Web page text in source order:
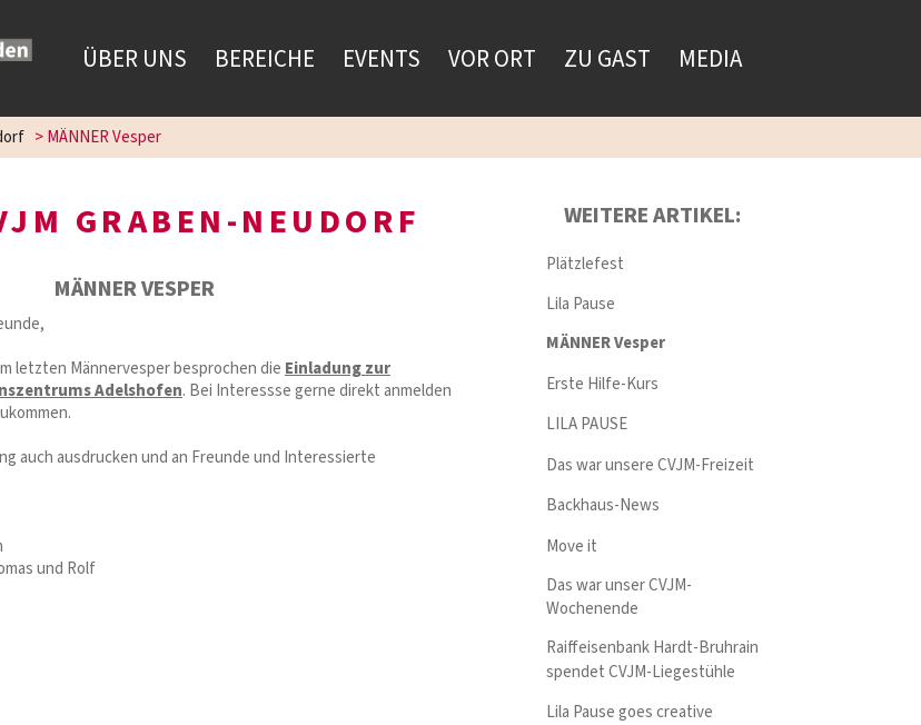
ÜBER UNS BEREICHE EVENTS VOR ORT ZU GAST MEDIA
>MÄNNER Vesper
GRABEN-NEUDORF
MÄNNER VESPER
letzten Männervesper besprochen die Einladung zur
Adelshofen. Bei Interessse gerne direkt anmelden
auch ausdrucken und an Freunde und Interessierte
und Rolf
WEITERE ARTIKEL:
Plätzlefest
Lila Pause
MÄNNER Vesper
Erste Hilfe-Kurs
LILA PAUSE
Das war unsere CVJM-Freizeit
Backhaus-News
Move it
Das war unser CVJM-
Wochenende
Raiffeisenbank Hardt-Bruhrain
spendet CVJM-Liegestühle
Lila Pause goes creative